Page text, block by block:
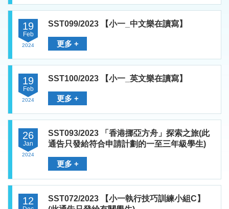
19
Feb
2024
SST099/2023 【小一_中文樂在讀寫】
更多 +
19
Feb
2024
SST100/2023 【小一_英文樂在讀寫】
更多 +
26
Jan
2024
SST093/2023 「香港挪亞方舟」探索之旅(此
通告只發給符合申請計劃的一至三年級學生)
更多 +
12
SST072/2023 【小一執行技巧訓練小組C】